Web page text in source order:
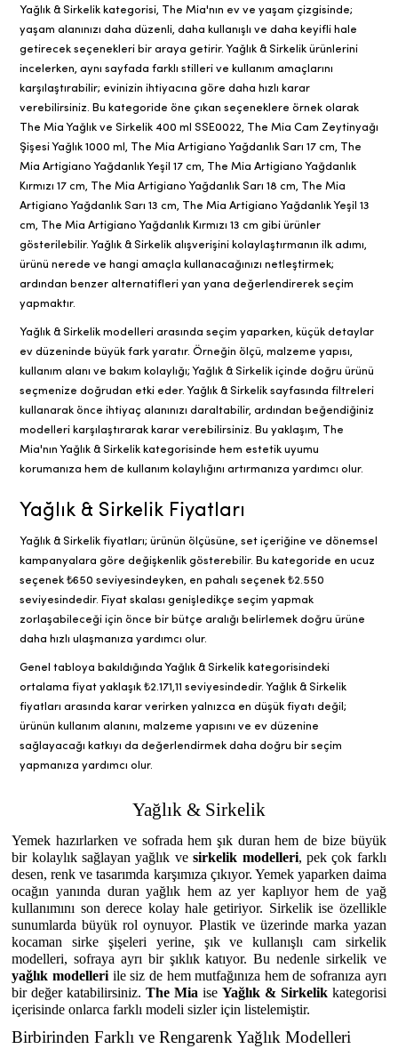
Yağlık & Sirkelik kategorisi, The Mia'nın ev ve yaşam çizgisinde;
yaşam alanınızı daha düzenli, daha kullanışlı ve daha keyifli hale
getirecek seçenekleri bir araya getirir. Yağlık & Sirkelik ürünlerini
incelerken, aynı sayfada farklı stilleri ve kullanım amaçlarını
karşılaştırabilir; evinizin ihtiyacına göre daha hızlı karar
verebilirsiniz. Bu kategoride öne çıkan seçeneklere örnek olarak
The Mia Yağlık ve Sirkelik 400 ml SSE0022, The Mia Cam Zeytinyağı
Şişesi Yağlık 1000 ml, The Mia Artigiano Yağdanlık Sarı 17 cm, The
Mia Artigiano Yağdanlık Yeşil 17 cm, The Mia Artigiano Yağdanlık
Kırmızı 17 cm, The Mia Artigiano Yağdanlık Sarı 18 cm, The Mia
Artigiano Yağdanlık Sarı 13 cm, The Mia Artigiano Yağdanlık Yeşil 13
cm, The Mia Artigiano Yağdanlık Kırmızı 13 cm gibi ürünler
gösterilebilir. Yağlık & Sirkelik alışverişini kolaylaştırmanın ilk adımı,
ürünü nerede ve hangi amaçla kullanacağınızı netleştirmek;
ardından benzer alternatifleri yan yana değerlendirerek seçim
yapmaktır.
Yağlık & Sirkelik modelleri arasında seçim yaparken, küçük detaylar
ev düzeninde büyük fark yaratır. Örneğin ölçü, malzeme yapısı,
kullanım alanı ve bakım kolaylığı; Yağlık & Sirkelik içinde doğru ürünü
seçmenize doğrudan etki eder. Yağlık & Sirkelik sayfasında filtreleri
kullanarak önce ihtiyaç alanınızı daraltabilir, ardından beğendiğiniz
modelleri karşılaştırarak karar verebilirsiniz. Bu yaklaşım, The
Mia'nın Yağlık & Sirkelik kategorisinde hem estetik uyumu
korumanıza hem de kullanım kolaylığını artırmanıza yardımcı olur.
Yağlık & Sirkelik Fiyatları
Yağlık & Sirkelik fiyatları; ürünün ölçüsüne, set içeriğine ve dönemsel
kampanyalara göre değişkenlik gösterebilir. Bu kategoride en ucuz
seçenek ₺650 seviyesindeyken, en pahalı seçenek ₺2.550
seviyesindedir. Fiyat skalası genişledikçe seçim yapmak
zorlaşabileceği için önce bir bütçe aralığı belirlemek doğru ürüne
daha hızlı ulaşmanıza yardımcı olur.
Genel tabloya bakıldığında Yağlık & Sirkelik kategorisindeki
ortalama fiyat yaklaşık ₺2.171,11 seviyesindedir. Yağlık & Sirkelik
fiyatları arasında karar verirken yalnızca en düşük fiyatı değil;
ürünün kullanım alanını, malzeme yapısını ve ev düzenine
sağlayacağı katkıyı da değerlendirmek daha doğru bir seçim
yapmanıza yardımcı olur.
Yağlık & Sirkelik
Yemek hazırlarken ve sofrada hem şık duran hem de bize büyük
bir kolaylık sağlayan yağlık vesirkelik modelleri, pek çok farklı
desen, renk ve tasarımda karşımıza çıkıyor. Yemek yaparken daima
ocağın yanında duran yağlık hem az yer kaplıyor hem de yağ
kullanımını son derece kolay hale getiriyor. Sirkelik ise özellikle
sunumlarda büyük rol oynuyor. Plastik ve üzerinde marka yazan
kocaman sirke şişeleri yerine, şık ve kullanışlı cam sirkelik
modelleri, sofraya ayrı bir şıklık katıyor. Bu nedenle sirkelik ve
yağlık modelleri ile siz de hem mutfağınıza hem de sofranıza ayrı
bir değer katabilirsiniz.The Mia ise Yağlık & Sirkelikkategorisi
içerisinde onlarca farklı modeli sizler için listelemiştir.
Birbirinden Farklı ve Rengarenk Yağlık Modelleri